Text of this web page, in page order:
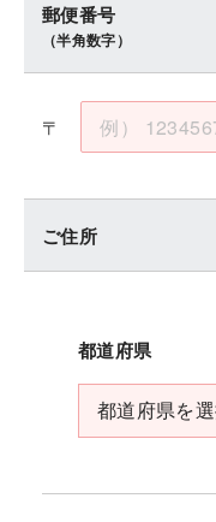
郵便番号
（半角数字）
〒
ご住所
都道府県